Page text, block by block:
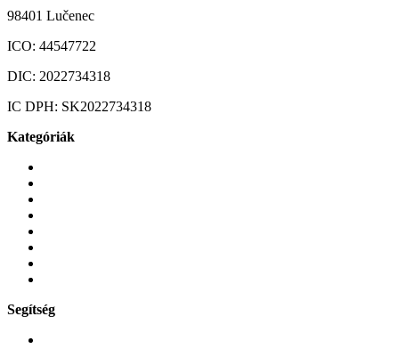
98401 Lučenec
ICO: 44547722
DIC: 2022734318
IC DPH: SK2022734318
Kategóriák
Segítség